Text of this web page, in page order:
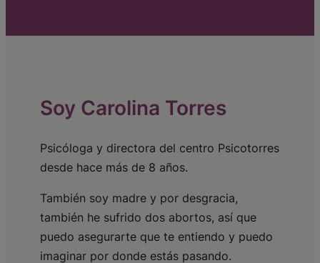
Soy Carolina Torres
Psicóloga y directora del centro Psicotorres
desde hace más de 8 años.
También soy madre y por desgracia,
también he sufrido dos abortos, así que
puedo asegurarte que te entiendo y puedo
imaginar por donde estás pasando.